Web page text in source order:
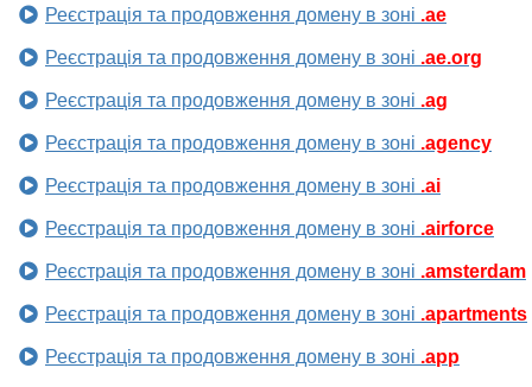
Реєстрація та продовження домену в зоні .ae
Реєстрація та продовження домену в зоні .ae.org
Реєстрація та продовження домену в зоні .ag
Реєстрація та продовження домену в зоні .agency
Реєстрація та продовження домену в зоні .ai
Реєстрація та продовження домену в зоні .airforce
Реєстрація та продовження домену в зоні .amsterdam
Реєстрація та продовження домену в зоні .apartments
Реєстрація та продовження домену в зоні .app